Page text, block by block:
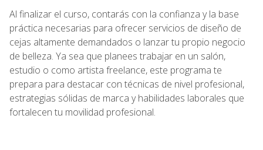
Al finalizar el curso, contarás con la confianza y la base
práctica necesarias para ofrecer servicios de diseño de
cejas altamente demandados o lanzar tu propio negocio
de belleza. Ya sea que planees trabajar en un salón,
estudio o como artista freelance, este programa te
prepara para destacar con técnicas de nivel profesional,
estrategias sólidas de marca y habilidades laborales que
fortalecen tu movilidad profesional.